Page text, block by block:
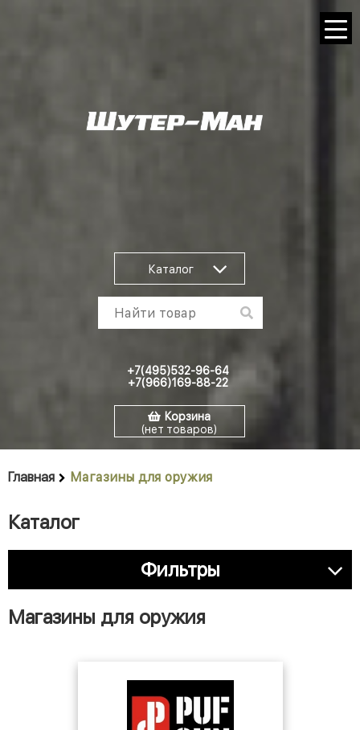
Каталог
+7(495)532-96-64
+7(966)169-88-22
Корзина
(нет товаров)
Главная Магазины для оружия
Каталог
Фильтры
Магазины для оружия